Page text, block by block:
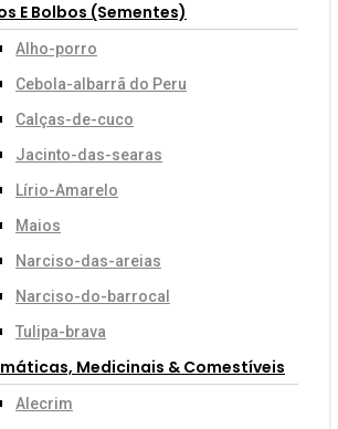
E Bolbos (sementes)
Alho-porro
Cebola-albarrã do Peru
Calças-de-cuco
Jacinto-das-searas
Lírio-Amarelo
Maios
Narciso-das-areias
Narciso-do-barrocal
Tulipa-brava
Medicinais & Comestíveis
Alecrim